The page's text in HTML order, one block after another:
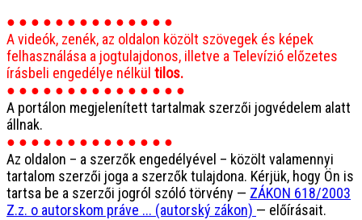
● ● ● ● ● ● ● ● ● ● ● ● ● ●
A videók, zenék, az oldalon közölt szövegek és képek
felhasználása a jogtulajdonos, illetve a Televízió előzetes
írásbeli engedélye nélkül tilos.
● ● ● ● ● ● ● ● ● ● ● ● ● ● ●
A portálon megjelenített tartalmak szerzői jogvédelem alatt
állnak.
● ● ● ● ● ● ● ● ● ● ● ● ● ●
Az oldalon – a szerzők engedélyével – közölt valamennyi
tartalom szerzői joga a szerzők tulajdona. Kérjük, hogy Ön is
tartsa be a szerzői jogról szóló törvény — ZÁKON 618/2003
Z.z. o autorskom práve ... (autorský zákon) — előírásait.